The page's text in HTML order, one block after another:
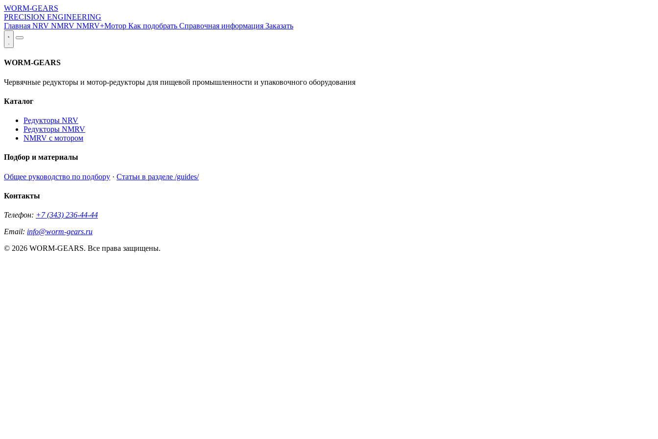
WORM-GEARS
PRECISION ENGINEERING
Главная NRV NMRV NMRV+Мотор Как подобрать Справочная информация Заказать
WORM-GEARS
Червячные редукторы и мотор-редукторы для пищевой промышленности и упаковочного оборудования
Каталог
Редукторы NRV
Редукторы NMRV
NMRV с мотором
Подбор и материалы
Общее руководство по подбору · Статьи в разделе /guides/
Контакты
Телефон: +7 (343) 236-44-44
Email: info@worm-gears.ru
© 2026 WORM-GEARS. Все права защищены.